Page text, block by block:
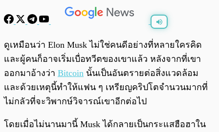
พร้อมเล่น 0:00/ 0:00
ดูเหมือนว่า Elon Musk ไม่ใช่คนดีอย่างที่หลายใครคิด
และผู้คนก็อาจเริ่มเบื่อทวีตของเขาแล้ว หลังจากที่เขา
ออกมาอ้างว่า Bitcoin นั้นเป็นอันตรายต่อสิ่งแวดล้อม
และด้วยเหตุนี้ทำให้แฟน ๆ เหรียญคริปโตจำนวนมากที่
ไม่กลัวที่จะวิพากษ์วิจารณ์เขาอีกต่อไป
โดยเมื่อไม่นานมานี้ Musk ได้กลายเป็นกระแสฮือฮาใน